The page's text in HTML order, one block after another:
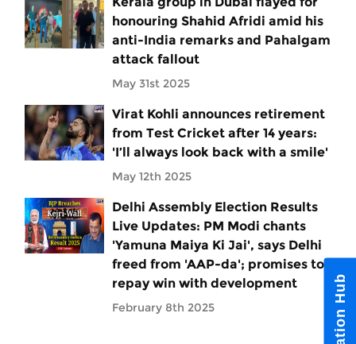
honouring Shahid Afridi amid his
anti-India remarks and Pahalgam
attack fallout
May 31st 2025
Virat Kohli announces retirement
from Test Cricket after 14 years:
'I’ll always look back with a smile'
May 12th 2025
Delhi Assembly Election Results
Live Updates: PM Modi chants
'Yamuna Maiya Ki Jai', says Delhi
freed from 'AAP-da'; promises to
repay win with development
February 8th 2025